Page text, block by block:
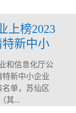
上榜2023
新中小
和信息化厅公
特新中小企业
单，苏仙区
其...